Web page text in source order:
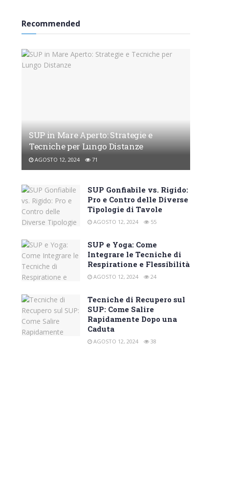
Recommended
SUP in Mare Aperto: Strategie e
Tecniche per Lungo Distanze
AGOSTO 12, 2024 71
SUP Gonfiabile vs. Rigido:
Pro e Contro delle Diverse
Tipologie di Tavole
AGOSTO 12, 2024 55
SUP e Yoga: Come
Integrare le Tecniche di
Respiratione e Flessibilità
AGOSTO 12, 2024 24
Tecniche di Recupero sul
SUP: Come Salire
Rapidamente Dopo una
Caduta
AGOSTO 12, 2024 38